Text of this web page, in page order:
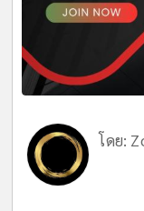
โดย: